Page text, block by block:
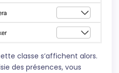
classe s’affichent alors.
des présences, vous